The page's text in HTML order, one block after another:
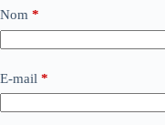
Nom *
E-mail *